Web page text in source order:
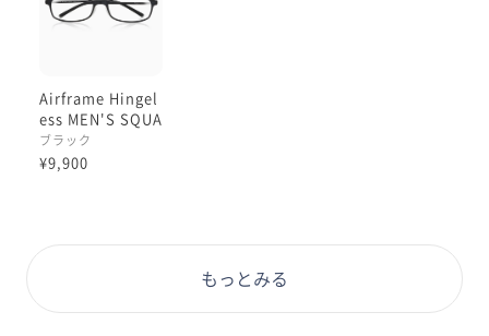
Airframe Hingel
ess MEN'S SQUA
RE
ブラック
¥9,900
もっとみる